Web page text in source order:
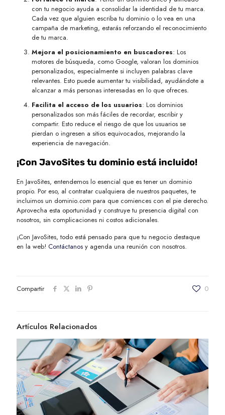
con tu negocio ayuda a consolidar la identidad de tu marca.
Cada vez que alguien escriba tu dominio o lo vea en una
campaña de marketing, estarás reforzando el reconocimiento
de tu marca.
Mejora el posicionamiento en buscadores: Los
motores de búsqueda, como Google, valoran los dominios
personalizados, especialmente si incluyen palabras clave
relevantes. Esto puede aumentar tu visibilidad, ayudándote a
alcanzar a más personas interesadas en lo que ofreces.
Facilita el acceso de los usuarios: Los dominios
personalizados son más fáciles de recordar, escribir y
compartir. Esto reduce el riesgo de que los usuarios se
pierdan o ingresen a sitios equivocados, mejorando la
experiencia de navegación.
¡Con JavoSites tu dominio está incluido!
En JavoSites, entendemos lo esencial que es tener un dominio
propio. Por eso, al contratar cualquiera de nuestros paquetes, te
incluimos un dominio.com para que comiences con el pie derecho.
Aprovecha esta oportunidad y construye tu presencia digital con
nosotros, sin complicaciones ni costos adicionales.
¡Con JavoSites, todo está pensado para que tu negocio destaque
en la web! Contáctanos y agenda una reunión con nosotros.
Compartir 0
Artículos Relacionados